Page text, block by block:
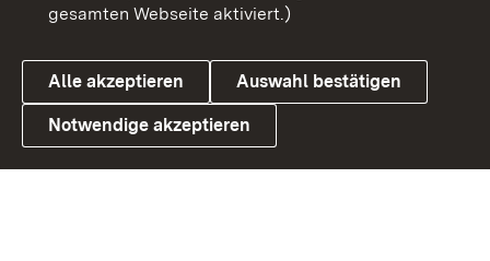
Link zum Landesportal
Datenschutz
Cookies
gesamten Webseite aktiviert.)
Alle akzeptieren Auswahl bestätigen
Notwendige akzeptieren